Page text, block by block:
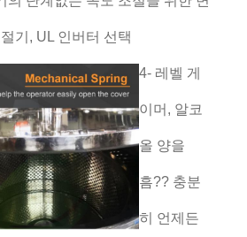
기, UL 인버터 선택
4- 레벨 게
이머, 알코
올 양을
흠?? 충분
히 언제든